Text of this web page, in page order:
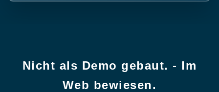
Nicht als Demo gebaut. - Im
Web bewiesen.